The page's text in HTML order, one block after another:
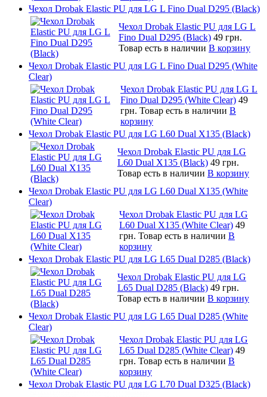
Чехол Drobak Elastic PU для LG L Fino Dual D295 (Black)
Чехол Drobak Elastic PU для LG L
Fino Dual D295 (Black) 49 грн.
Товар есть в наличии В корзину
Чехол Drobak Elastic PU для LG L Fino Dual D295 (White
Clear)
Чехол Drobak Elastic PU для LG L
Fino Dual D295 (White Clear) 49
грн. Товар есть в наличии В
корзину
Чехол Drobak Elastic PU для LG L60 Dual X135 (Black)
Чехол Drobak Elastic PU для LG
L60 Dual X135 (Black) 49 грн.
Товар есть в наличии В корзину
Чехол Drobak Elastic PU для LG L60 Dual X135 (White
Clear)
Чехол Drobak Elastic PU для LG
L60 Dual X135 (White Clear) 49
грн. Товар есть в наличии В
корзину
Чехол Drobak Elastic PU для LG L65 Dual D285 (Black)
Чехол Drobak Elastic PU для LG
L65 Dual D285 (Black) 49 грн.
Товар есть в наличии В корзину
Чехол Drobak Elastic PU для LG L65 Dual D285 (White
Clear)
Чехол Drobak Elastic PU для LG
L65 Dual D285 (White Clear) 49
грн. Товар есть в наличии В
корзину
Чехол Drobak Elastic PU для LG L70 Dual D325 (Black)